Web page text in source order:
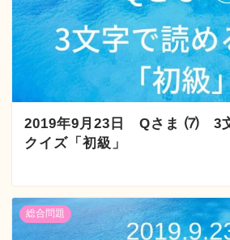
2019年9月23日 Qさま ⑺ 3
クイズ「初級」
総合問題